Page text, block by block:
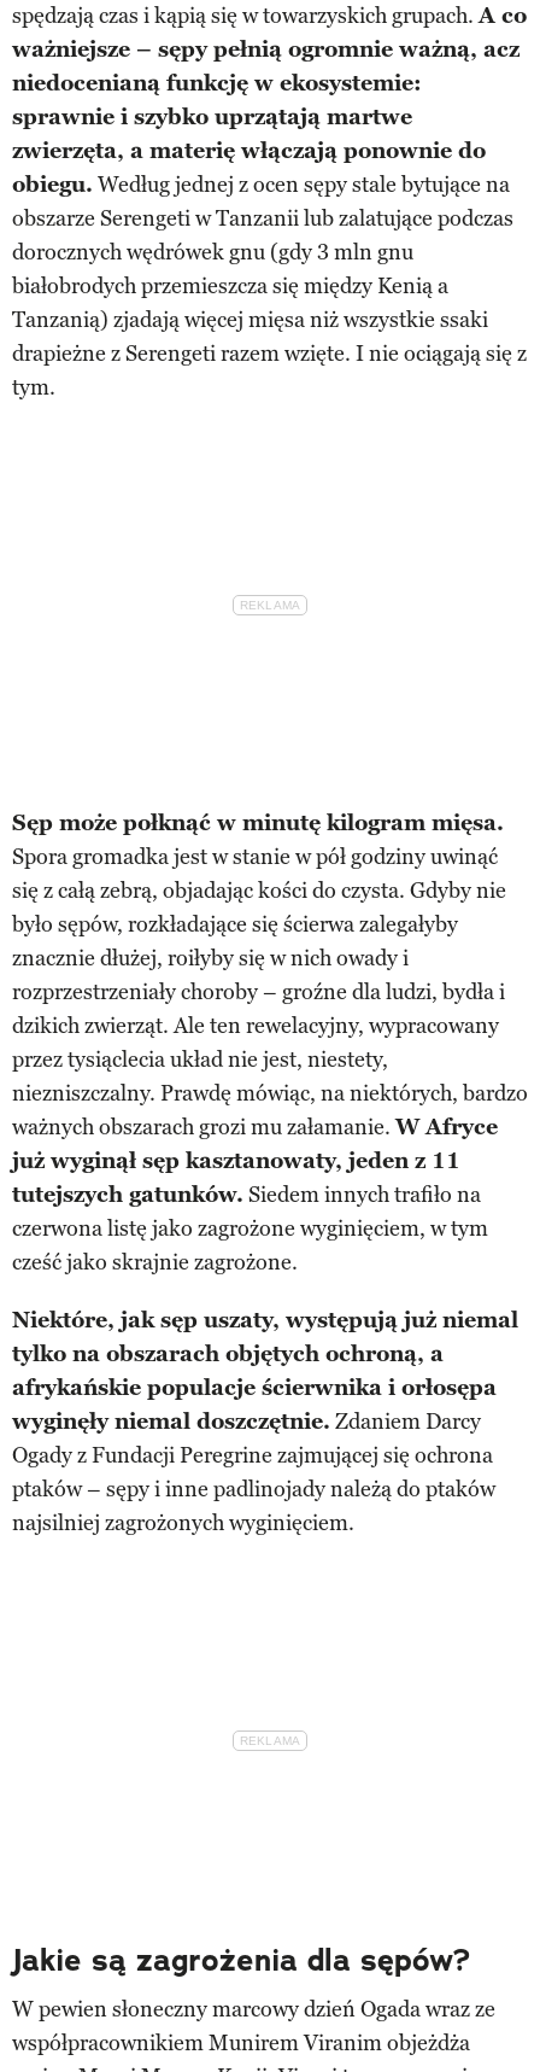
spędzają czas i kąpią się w towarzyskich grupach.A co
ważniejsze – sępy pełnią ogromnie ważną, acz
niedocenianą funkcję w ekosystemie:
sprawnie i szybko uprzątają martwe
zwierzęta, a materię włączają ponownie do
obiegu. Według jednej z ocen sępy stale bytujące na
obszarze Serengeti w Tanzanii lub zalatujące podczas
dorocznych wędrówek gnu (gdy 3 mln gnu
białobrodych przemieszcza się między Kenią a
Tanzanią) zjadają więcej mięsa niż wszystkie ssaki
drapieżne z Serengeti razem wzięte. I nie ociągają się z
tym.
Sęp może połknąć w minutę kilogram mięsa.
Spora gromadka jest w stanie w pół godziny uwinąć
się z całą zebrą, objadając kości do czysta. Gdyby nie
było sępów, rozkładające się ścierwa zalegałyby
znacznie dłużej, roiłyby się w nich owady i
rozprzestrzeniały choroby – groźne dla ludzi, bydła i
dzikich zwierząt. Ale ten rewelacyjny, wypracowany
przez tysiąclecia układ nie jest, niestety,
niezniszczalny. Prawdę mówiąc, na niektórych, bardzo
ważnych obszarach grozi mu załamanie.W Afryce
już wyginął sęp kasztanowaty, jeden z 11
tutejszych gatunków. Siedem innych trafiło na
czerwona listę jako zagrożone wyginięciem, w tym
cześć jako skrajnie zagrożone.
Niektóre, jak sęp uszaty, występują już niemal
tylko na obszarach objętych ochroną, a
afrykańskie populacje ścierwnika i orłosępa
wyginęły niemal doszczętnie. Zdaniem Darcy
Ogady z Fundacji Peregrine zajmującej się ochrona
ptaków – sępy i inne padlinojady należą do ptaków
najsilniej zagrożonych wyginięciem.
Jakie są zagrożenia dla sępów?
W pewien słoneczny marcowy dzień Ogada wraz ze
współpracownikiem Munirem Viranim objeżdża